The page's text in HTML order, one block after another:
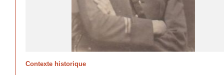
Contexte historique